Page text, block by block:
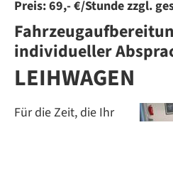
Preis: 69,- €/Stunde zzgl.
individueller
LEIHWAGEN
Für die Zeit, die Ihr